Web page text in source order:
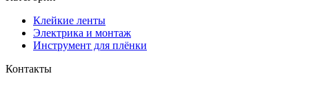
Клейкие ленты
Электрика и монтаж
Инструмент для плёнки
Контакты